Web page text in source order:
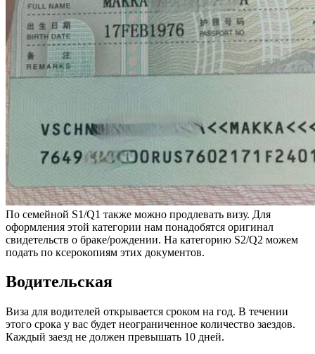
По семейной S1/Q1 также можно продлевать визу. Для
оформления этой категории нам понадобятся оригинал
свидетельств о браке/рождении. На категорию S2/Q2 можем
подать по ксерокопиям этих документов.
Водительская
Виза для водителей открывается сроком на год. В течении
этого срока у вас будет неограниченное количество заездов.
Каждый заезд не должен превышать 10 дней.